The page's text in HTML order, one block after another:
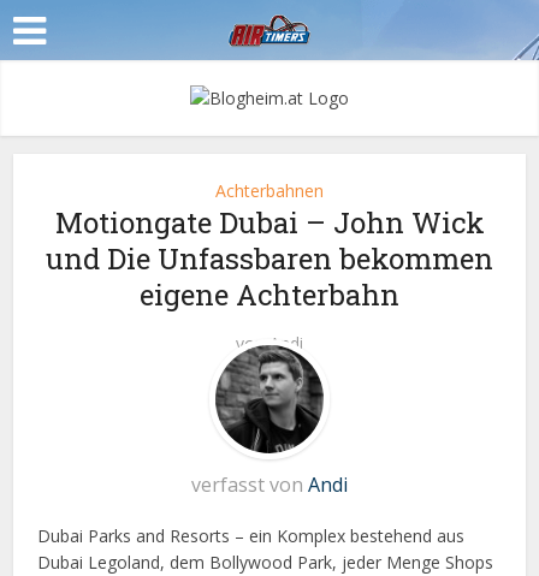
Achterbahnen
Motiongate Dubai – John Wick
und Die Unfassbaren bekommen
eigene Achterbahn
vonAndi
verfasst von Andi
Dubai Parks and Resorts – ein Komplex bestehend aus
Dubai Legoland, dem Bollywood Park, jeder Menge Shops